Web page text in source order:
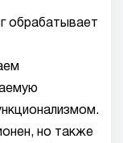
обрабатывает
но также